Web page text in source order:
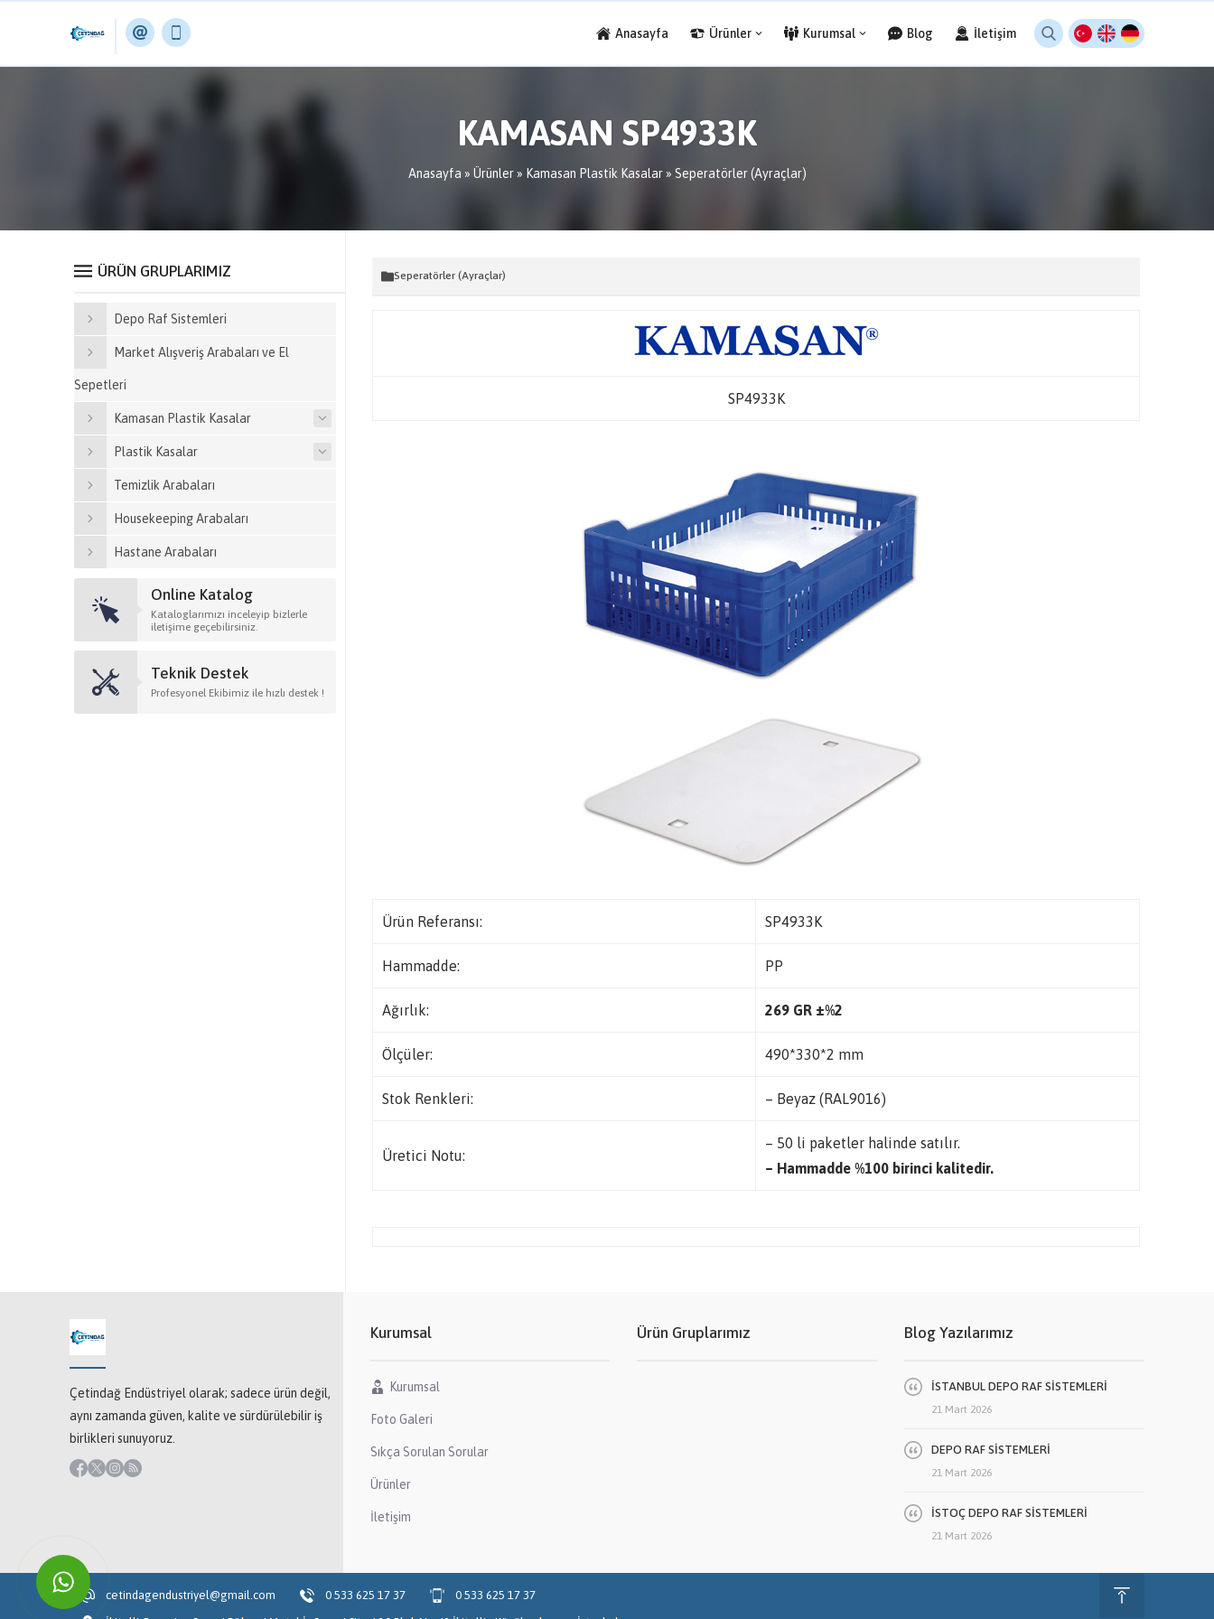
Anasayfa Ürünler Kurumsal Blog İletişim
KAMASAN SP4933K
Anasayfa » Ürünler» Kamasan Plastik Kasalar» Seperatörler (Ayraçlar)
Seperatörler (Ayraçlar)
SP4933K
Ürün Referansı: SP4933K
Hammadde: PP
Ağırlık: 269 GR ±%2
Ölçüler: 490*330*2 mm
Stok Renkleri: – Beyaz (RAL9016)
Üretici Notu:
– 50 li paketler halinde satılır.
– Hammadde %100 birinci kalitedir.
ÜRÜN GRUPLARIMIZ
Depo Raf Sistemleri
Market Alışveriş Arabaları ve El
Sepetleri
Kamasan Plastik Kasalar
Plastik Kasalar
Temizlik Arabaları
Housekeeping Arabaları
Hastane Arabaları
Online Katalog
Kataloglarımızı inceleyip bizlerle
iletişime geçebilirsiniz.
Teknik Destek
Profesyonel Ekibimiz ile hızlı destek !
Çetindağ Endüstriyel olarak; sadece ürün değil,
aynı zamanda güven, kalite ve sürdürülebilir iş
birlikleri sunuyoruz.
Kurumsal
Kurumsal
Foto Galeri
Sıkça Sorulan Sorular
Ürünler
İletişim
Ürün Gruplarımız Blog Yazılarımız
İSTANBUL DEPO RAF SİSTEMLERİ
21 Mart 2026
DEPO RAF SİSTEMLERİ
21 Mart 2026
İSTOÇ DEPO RAF SİSTEMLERİ
21 Mart 2026
cetindagendustriyel@gmail.com 0 533 625 17 37
0 533 625 17 37